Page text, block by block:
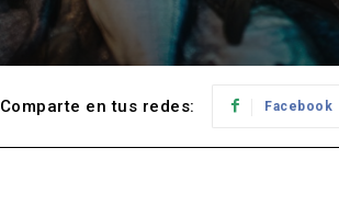
Comparte en tus redes: Facebook